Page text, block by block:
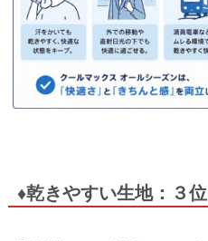
♦乾きやすい生地：３位